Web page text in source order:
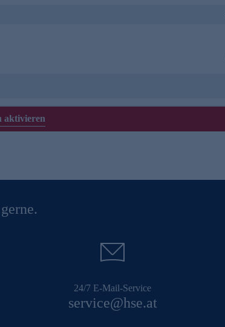
aktivieren
24/7 E-Mail-Service
service@hse.at